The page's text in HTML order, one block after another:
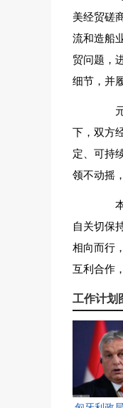
美经贸磋
流和造船
贸问题，
细节，并
元
下，双方
定、可持
领不动摇
本
自关切保
相向而行
互利合作
工作计划